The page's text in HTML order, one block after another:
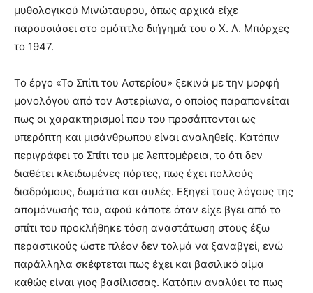
μυθολογικού Μινώταυρου, όπως αρχικά είχε
παρουσιάσει στο ομότιτλο διήγημά του ο Χ. Λ. Μπόρχες
το 1947.
Το έργο «Το Σπίτι του Αστερίου» ξεκινά με την μορφή
μονολόγου από τον Αστερίωνα, ο οποίος παραπονείται
πως οι χαρακτηρισμοί που του προσάπτονται ως
υπερόπτη και μισάνθρωπου είναι αναληθείς. Κατόπιν
περιγράφει το Σπίτι του με λεπτομέρεια, το ότι δεν
διαθέτει κλειδωμένες πόρτες, πως έχει πολλούς
διαδρόμους, δωμάτια και αυλές. Εξηγεί τους λόγους της
απομόνωσής του, αφού κάποτε όταν είχε βγει από το
σπίτι του προκλήθηκε τόση αναστάτωση στους έξω
περαστικούς ώστε πλέον δεν τολμά να ξαναβγεί, ενώ
παράλληλα σκέφτεται πως έχει και βασιλικό αίμα
καθώς είναι γιος βασίλισσας. Κατόπιν αναλύει το πως